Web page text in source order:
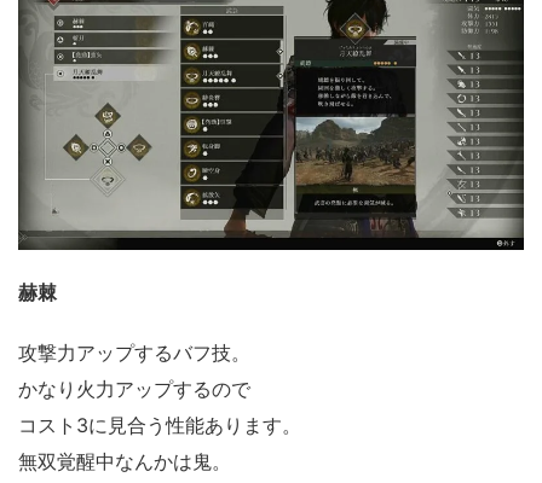
赫棘
攻撃力アップするバフ技。
かなり火力アップするので
コスト3に見合う性能あります。
無双覚醒中なんかは鬼。